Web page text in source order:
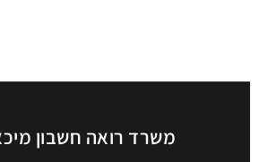
משרד רואה חשבון